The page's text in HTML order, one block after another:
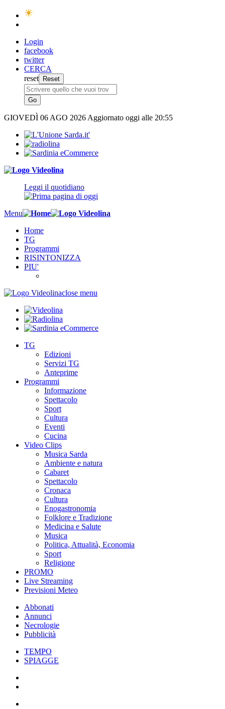
Login
facebook
twitter
CERCA
reset
GIOVEDÌ 06 AGO 2026 Aggiornato oggi alle 20:55
Leggi il quotidiano
Menu
Home
TG
Programmi
RISINTONIZZA
PIU'
close menu
TG
Edizioni
Servizi TG
Anteprime
Programmi
Informazione
Spettacolo
Sport
Cultura
Eventi
Cucina
Video Clips
Musica Sarda
Ambiente e natura
Cabaret
Spettacolo
Cronaca
Cultura
Enogastronomia
Folklore e Tradizione
Medicina e Salute
Musica
Politica, Attualità, Economia
Sport
Religione
PROMO
Live Streaming
Previsioni Meteo
Abbonati
Annunci
Necrologie
Pubblicità
TEMPO
SPIAGGE